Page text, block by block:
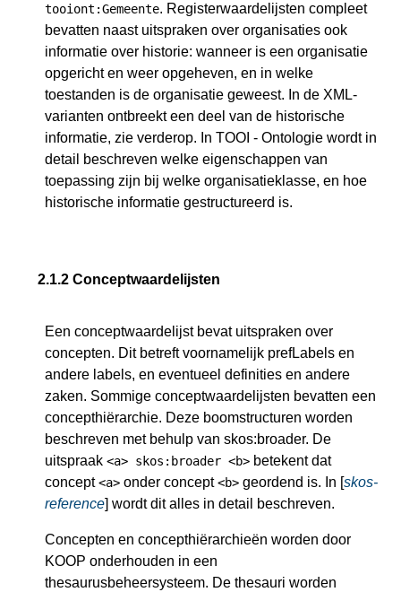
tooiont:Gemeente. Registerwaardelijsten compleet
bevatten naast uitspraken over organisaties ook
informatie over historie: wanneer is een organisatie
opgericht en weer opgeheven, en in welke
toestanden is de organisatie geweest. In de XML-
varianten ontbreekt een deel van de historische
informatie, zie verderop. In TOOI - Ontologie wordt in
detail beschreven welke eigenschappen van
toepassing zijn bij welke organisatieklasse, en hoe
historische informatie gestructureerd is.
2.1.2 Conceptwaardelijsten
Een conceptwaardelijst bevat uitspraken over
concepten. Dit betreft voornamelijk prefLabels en
andere labels, en eventueel definities en andere
zaken. Sommige conceptwaardelijsten bevatten een
concepthiërarchie. Deze boomstructuren worden
beschreven met behulp van skos:broader. De
uitspraak <a> skos:broader <b> betekent dat
concept<a> onder concept<b> geordend is. In [skos-
reference] wordt dit alles in detail beschreven.
Concepten en concepthiërarchieën worden door
KOOP onderhouden in een
thesaurusbeheersysteem. De thesauri worden